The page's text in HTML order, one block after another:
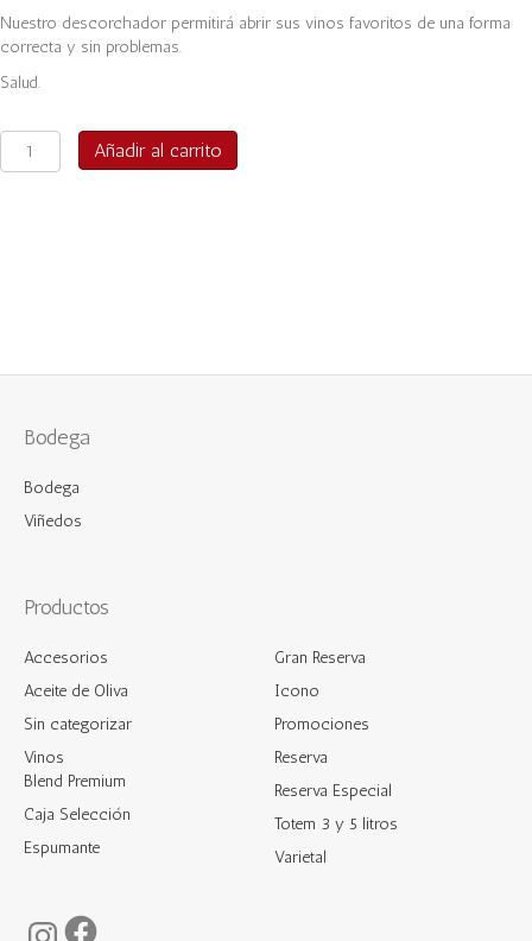
Nuestro descorchador permitirá abrir sus vinos favoritos de una forma
correcta y sin problemas.
Salud.
Descorchador
Premium
Añadir al carrito
Bodega
Bodega
Viñedos
Productos
Accesorios
Aceite de Oliva
Sin categorizar
Vinos
Blend Premium
Caja Selección
Espumante
Gran Reserva
Icono
Promociones
Reserva
Reserva Especial
Totem 3 y 5 litros
Varietal
Instagram
Facebook